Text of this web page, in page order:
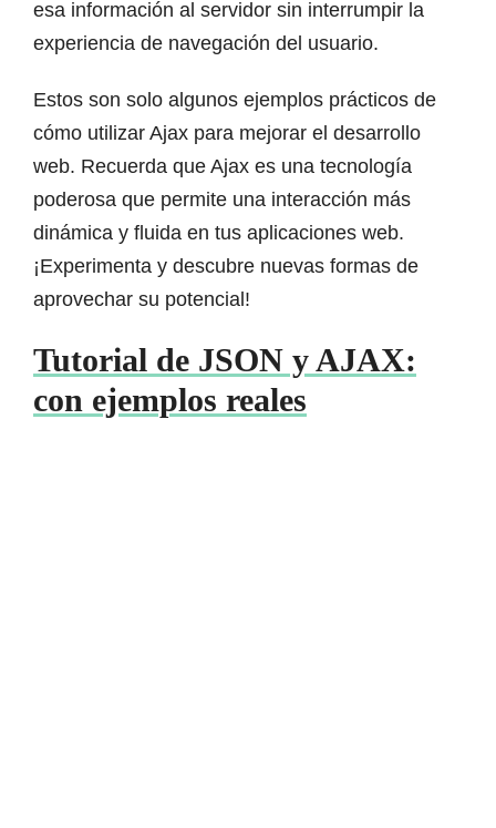
esa información al servidor sin interrumpir la
experiencia de navegación del usuario.
Estos son solo algunos ejemplos prácticos de
cómo utilizar Ajax para mejorar el desarrollo
web. Recuerda que Ajax es una tecnología
poderosa que permite una interacción más
dinámica y fluida en tus aplicaciones web.
¡Experimenta y descubre nuevas formas de
aprovechar su potencial!
Tutorial de JSON y AJAX:
con ejemplos reales